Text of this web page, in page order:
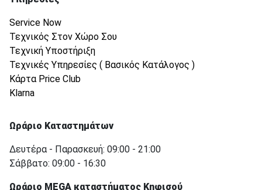
Service Now
Τεχνικός Στον Χώρο Σου
Τεχνική Υποστήριξη
Τεχνικές Υπηρεσίες ( Βασικός Κατάλογος )
Κάρτα Price Club
Klarna
Ωράριο Καταστημάτων
Δευτέρα - Παρασκευή: 09:00 - 21:00
Σάββατο: 09:00 - 16:30
Ωράριο MEGA καταστήματος Κηφισού